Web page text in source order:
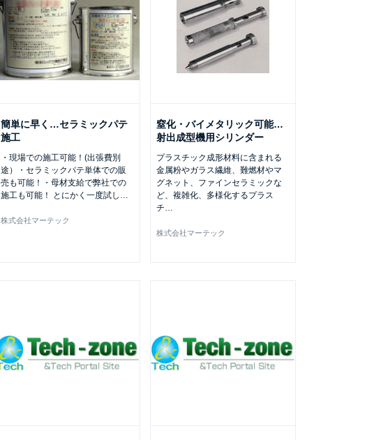
簡単に早く…セラミックパテ
施工
・現場での施工可能！(出張費別
途）・セラミックパテ単体での販
売も可能！・母材支給で弊社での
施工も可能！ とにかく一度試し …
株式会社マーテック
窒化・バイメタリック可能…
射出成型機用シリンダー
プラスチック成形材料に含まれる
金属粉やガラス繊維、難燃材やマ
グネット、ファインセラミックな
ど、複雑化、多様化するプラス
チ…
株式会社マーテック